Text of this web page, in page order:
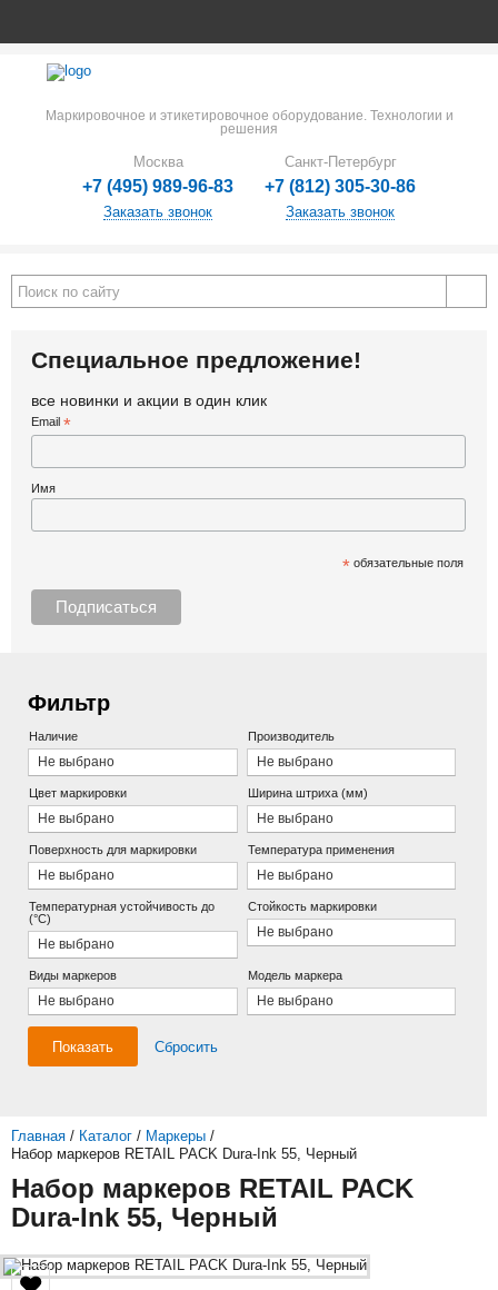
Маркировочное и этикетировочное оборудование. Технологии и
решения
Москва
+7 (495) 989-96-83
Заказать звонок
Санкт-Петербург
+7 (812) 305-30-86
Заказать звонок
Фильтр
Наличие
Не выбрано
Производитель
Не выбрано
Цвет маркировки
Не выбрано
Ширина штриха (мм)
Не выбрано
Поверхность для маркировки
Не выбрано
Температура применения
Не выбрано
Температурная устойчивость до
(°С)
Не выбрано
Стойкость маркировки
Не выбрано
Виды маркеров
Не выбрано
Модель маркера
Не выбрано
Показать Сбросить
Специальное предложение!
все новинки и акции в один клик
Email *
Имя
*обязательные поля
Главная / Каталог / Маркеры /
Набор маркеров RETAIL PACK Dura-Ink 55, Черный
Набор маркеров RETAIL PACK
Dura-Ink 55, Черный